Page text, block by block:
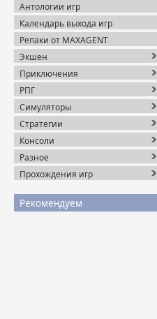
Антологии игр
Календарь выхода игр
Репаки от MAXAGENT
Экшен
Приключения
РПГ
Симуляторы
Стратегии
Консоли
Разное
Прохождения игр
Рекомендуем